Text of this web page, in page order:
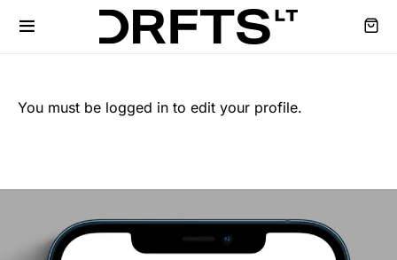
You must be logged in to edit your profile.